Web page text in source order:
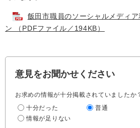
飯田市職員のソーシャルメディ
ン （PDFファイル／194KB）
意見をお聞かせください
お求めの情報が十分掲載されていましたか
十分だった
普通
情報が足りない